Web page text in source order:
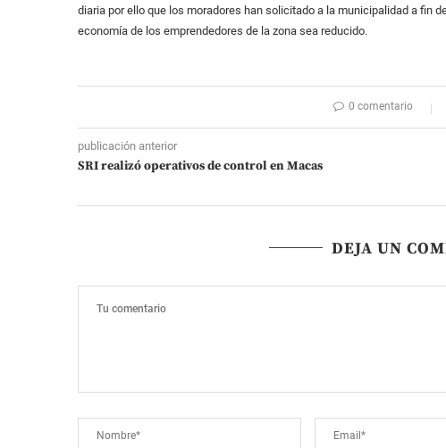
diaria por ello que los moradores han solicitado a la municipalidad a fin
economía de los emprendedores de la zona sea reducido.
0 comentario
publicación anterior
SRI realizó operativos de control en Macas
DEJA UN